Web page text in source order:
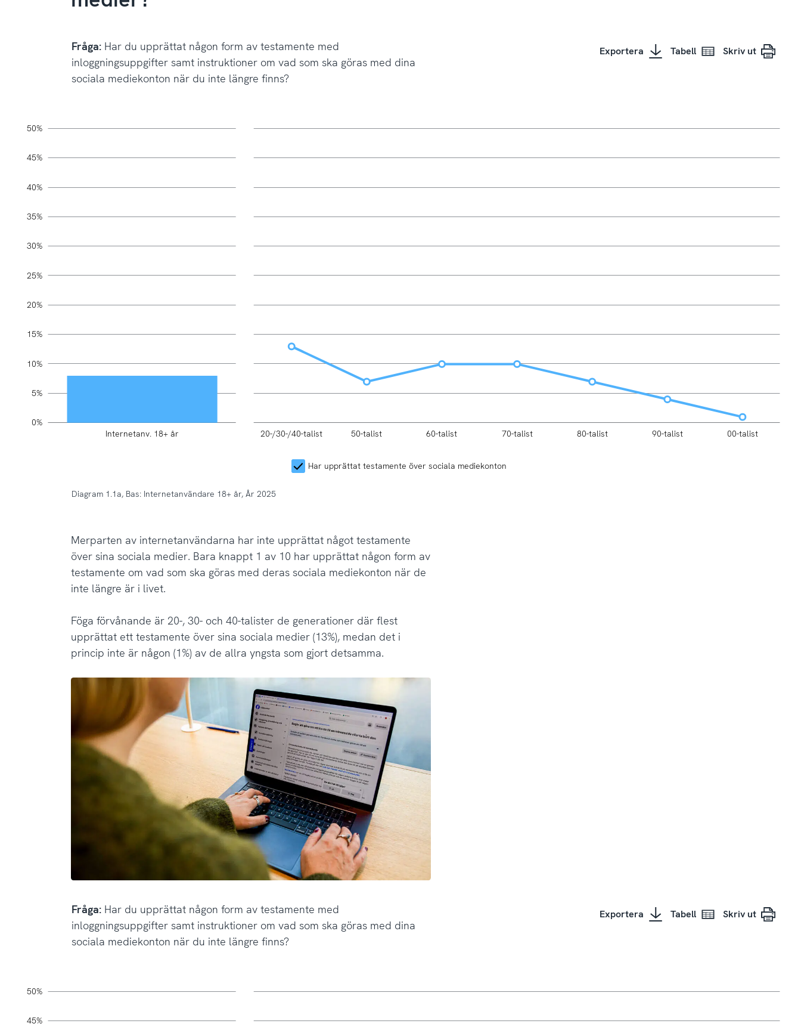
Fråga: Har du upprättat någon form av testamente med
inloggningsuppgifter samt instruktioner om vad som ska göras med dina
sociala mediekonton när du inte längre finns?
Exportera Tabell Skriv ut
10%
50%
45%
40%
35%
30%
25%
20%
15%
10%
5%
0%
L
Internetanv. 18+ år L
20-/30-/40-talist 50-talist 60-talist 70-talist 80-talist 90-talist 00-talist
Diagram 1.1a, Bas: Internetanvändare 18+ år, År 2025
svenskarnaochinternet.se CC0
Har upprättat testamente över sociala mediekonton
Diagram 1.1a, Bas: Internetanvändare 18+ år, År 2025
Merparten av internetanvändarna har inte upprättat något testamente
över sina sociala medier. Bara knappt 1 av 10 har upprättat någon form av
testamente om vad som ska göras med deras sociala mediekonton när de
inte längre är i livet.
Föga förvånande är 20-, 30- och 40-talister de generationer där flest
upprättat ett testamente över sina sociala medier (13%), medan det i
princip inte är någon (1%) av de allra yngsta som gjort detsamma.
Fråga: Har du upprättat någon form av testamente med
inloggningsuppgifter samt instruktioner om vad som ska göras med dina
sociala mediekonton när du inte längre finns?
Exportera Tabell Skriv ut
50%
45%
Diagram 1.1b, Bas: Internetanvändare 18+ år, År 2025 *Obs! Låg bas vilket ger högre felmarginaler.
svenskarnaochinternet.se CC0